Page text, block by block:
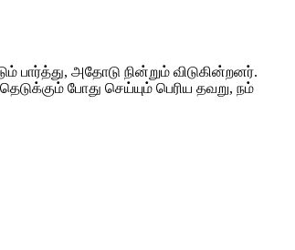
அதோடு நின்றும் விடுகின்றனர்.
போது செய்யும் பெரிய தவறு, நம்